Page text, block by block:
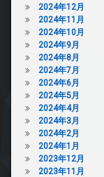
2024年12月
2024年11月
2024年10月
2024年9月
2024年8月
2024年7月
2024年6月
2024年5月
2024年4月
2024年3月
2024年2月
2024年1月
2023年12月
2023年11月